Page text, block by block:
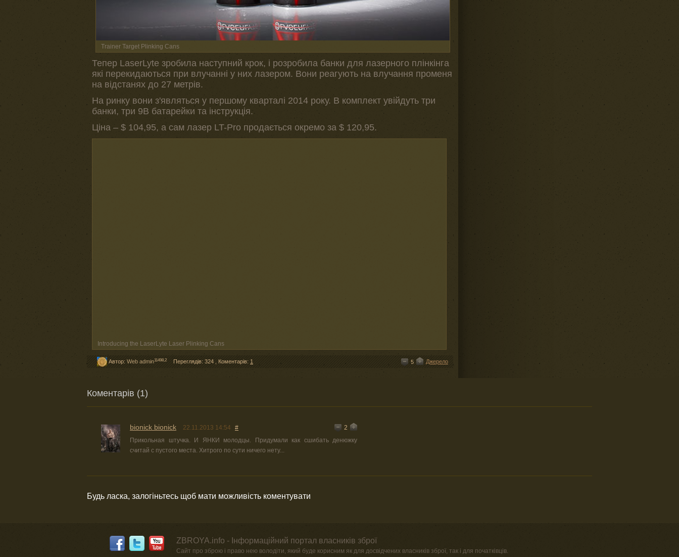
Trainer Target Plinking Cans
Тепер LaserLyte зробила наступний крок, і розробила банки для лазерного плінкінга
які перекидаються при влучанні у них лазером. Вони реагують на влучання променя
на відстанях до 27 метрів.
На ринку вони з'являться у першому кварталі 2014 року. В комплект увійдуть три
банки, три 9В батарейки та інструкція.
Ціна – $ 104,95, а сам лазер LT-Pro продається окремо за $ 120,95.
Introducing the LaserLyte Laser Plinking Cans
Автор: Web admin11498,2 Переглядів: 324 Коментарів: 1 Джерело
5
Коментарів (1)
bionick bionick 22.11.2013 14:54 #
2
Прикольная штучка. И ЯНКИ молодцы. Придумали как сшибать денюжку
считай с пустого места. Хитрого по сути ничего нету...
Будь ласка, залогіньтесь щоб мати можливість коментувати
ZBROYA.info - Інформаційний портал власників зброї
Сайт про зброю і право нею володіти, який буде корисним як для досвідчених власників зброї, так і для початківців.